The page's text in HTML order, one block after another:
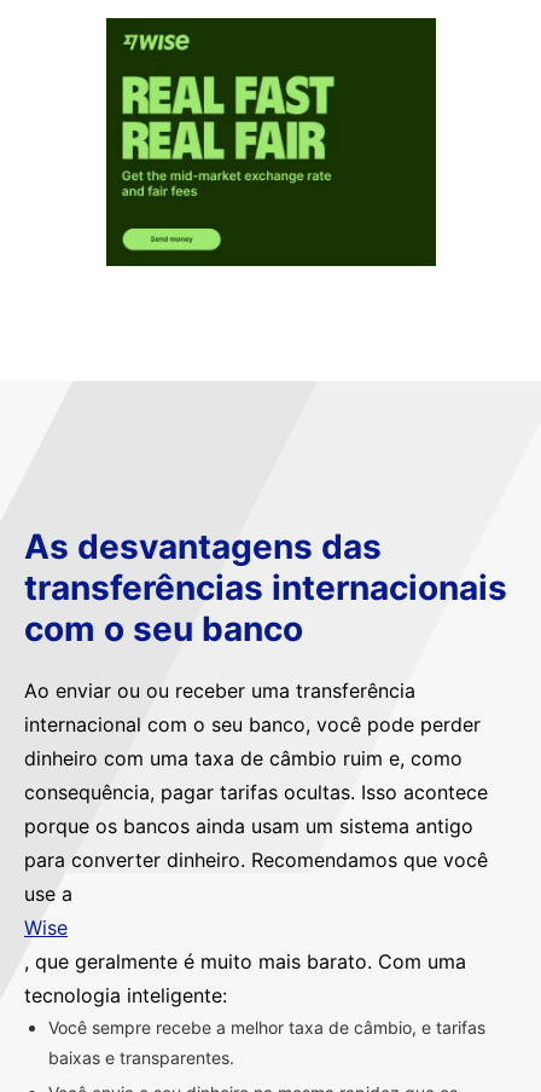
As desvantagens das
transferências internacionais
com o seu banco
Ao enviar ou ou receber uma transferência
internacional com o seu banco, você pode perder
dinheiro com uma taxa de câmbio ruim e, como
consequência, pagar tarifas ocultas. Isso acontece
porque os bancos ainda usam um sistema antigo
para converter dinheiro. Recomendamos que você
use a
Wise
, que geralmente é muito mais barato. Com uma
tecnologia inteligente:
Você sempre recebe a melhor taxa de câmbio, e tarifas
baixas e transparentes.